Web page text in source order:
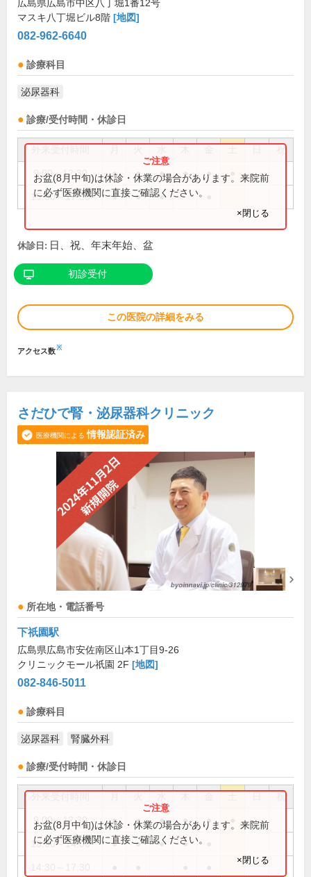
広島県広島市中区八丁堀1番12号
マスキ八丁堀ビル8階 [地図]
082-962-6640
診療科目
泌尿器科
診療/受付時間・休診日
祝
9:00～12:30 ● ● ● ● ●
15:00～17:30 ● ● ●
お盆(8月中旬)は休診・休業の場合があります。来院前
に必ず医療機関に直接ご確認ください。
×閉じる
休診日: 日、祝、年末年始、盆
初診受付
この医院の詳細をみる
アクセス数※
さだひで腎・泌尿器科クリニック
医療機関による 情報認証済み
所在地・電話番号
下祇園駅
広島県広島市安佐南区山本1丁目9-26
クリニックモール祇園 2F [地図]
082-846-5011
診療科目
泌尿器科 腎臓外科
診療/受付時間・休診日
祝
9:00～12:30 ● ● ● ● ●
13:00～14:00 ● ● ● ●
お盆(8月中旬)は休診・休業の場合があります。来院前
に必ず医療機関に直接ご確認ください。
×閉じる